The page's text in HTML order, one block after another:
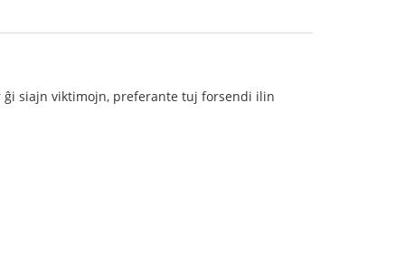
ĝi siajn viktimojn, preferante tuj forsendi ilin